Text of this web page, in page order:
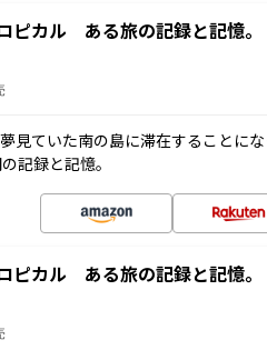
ピカル ある旅の記録と記憶
見ていた南の島に滞在することに
記録と記憶。
ピカル ある旅の記録と記憶